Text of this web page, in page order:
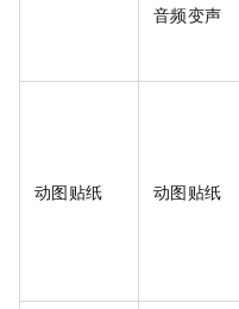
音频变声
动图贴纸 动图贴纸